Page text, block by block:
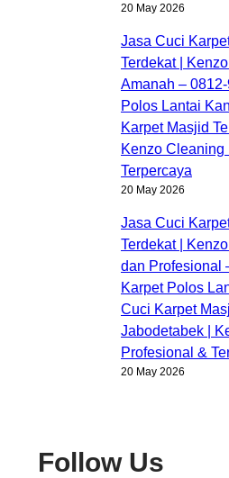
20 May 2026
Jasa Cuci
Terdekat |
Amanah –
Polos Lantai
Karpet Masjid
Kenzo Cleaning
Terpercaya
20 May 2026
Jasa Cuci
Terdekat |
dan Profesional
Karpet Polos
Cuci Karpet
Jabodetabek |
Profesional &
20 May 2026
Follow Us